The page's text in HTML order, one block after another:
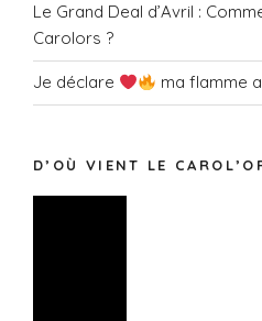
Le Grand Deal d’Avril :
Carolors ?
Je déclare ma flamme
D’OÙ VIENT LE